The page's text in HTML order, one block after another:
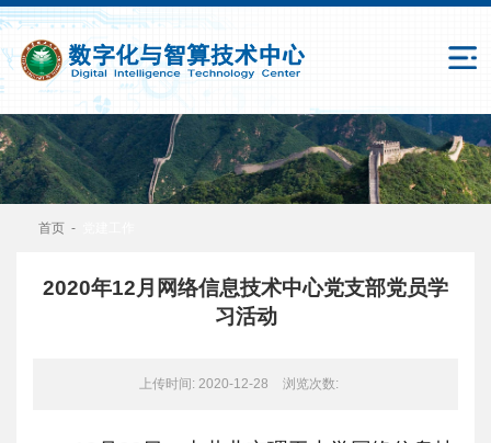
首页 -
2020年12月网络信息技术中心党支部党员学
习活动
上传时间: 2020-12-28 浏览次数: